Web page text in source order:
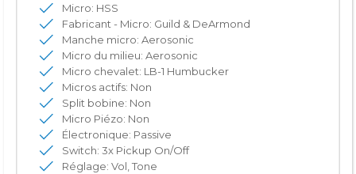
Micro: HSS
Fabricant - Micro: Guild & DeArmond
Manche micro: Aerosonic
Micro du milieu: Aerosonic
Micro chevalet: LB-1 Humbucker
Micros actifs: Non
Split bobine: Non
Micro Piézo: Non
Électronique: Passive
Switch: 3x Pickup On/Off
Réglage: Vol, Tone